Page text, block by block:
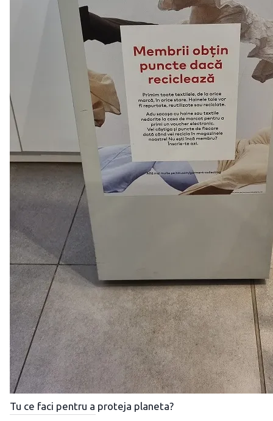
Tu ce faci pentru a proteja planeta?